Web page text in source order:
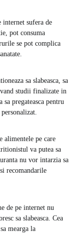
internet sufera de
pot consuma
se pot complica
sa slabeasca, sa
studii finalizate in
pregateasca pentru
pe care
va putea sa
nu vor intarzia sa
recomandarile
de pe internet nu
sa slabeasca. Cea
mearga la